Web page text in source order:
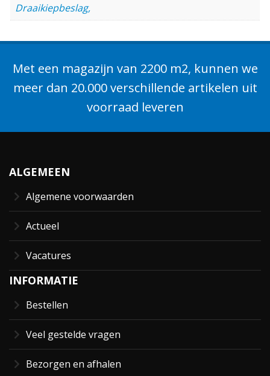
Draaikiepbeslag,
Met een magazijn van 2200 m2, kunnen we
meer dan 20.000 verschillende artikelen uit
voorraad leveren
ALGEMEEN
Algemene voorwaarden
Actueel
Vacatures
INFORMATIE
Bestellen
Veel gestelde vragen
Bezorgen en afhalen